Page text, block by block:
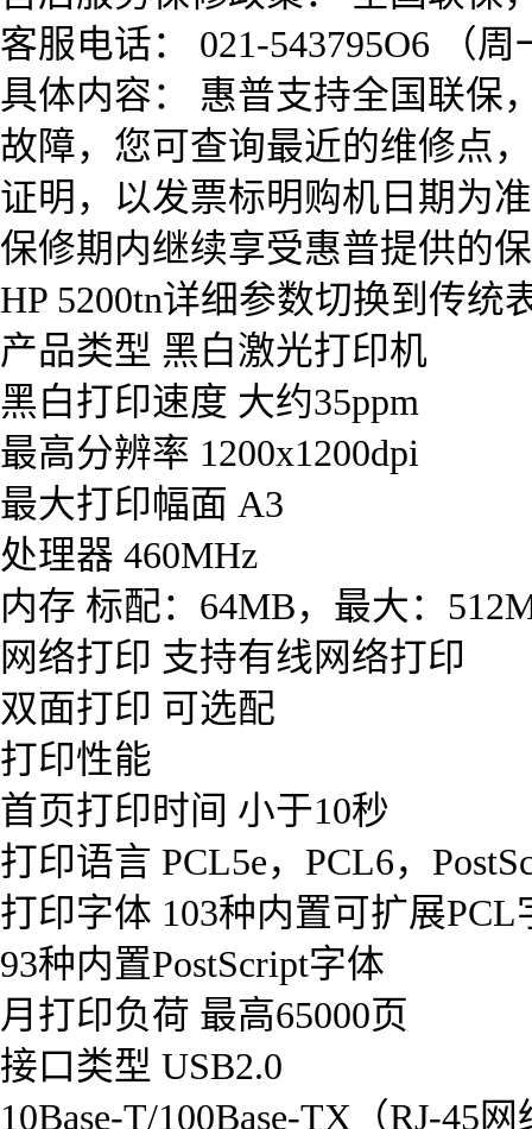
客服电话： 021-543795O6 （
具体内容： 惠普支持全国联保
故障，您可查询最近的维修点
证明，以发票标明购机日期为
保修期内继续享受惠普提供的
HP 5200tn详细参数切换到传统
产品类型 黑白激光打印机
黑白打印速度 大约35ppm
最高分辨率 1200x1200dpi
最大打印幅面 A3
处理器 460MHz
内存 标配：64MB，最大：
网络打印 支持有线网络打印
双面打印 可选配
打印性能
首页打印时间 小于10秒
打印语言 PCL5e，PCL6，
打印字体 103种内置可扩展PCL
93种内置PostScript字体
月打印负荷 最高65000页
接口类型 USB2.0
10Base-T/100Base-TX（RJ-45